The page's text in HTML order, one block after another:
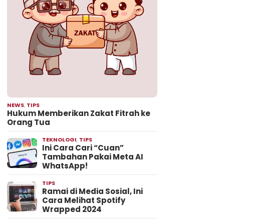
NEWS, TIPS
Hukum Memberikan Zakat Fitrah ke
Orang Tua
TEKNOLOGI, TIPS
Ini Cara Cari “Cuan”
Tambahan Pakai Meta AI
WhatsApp!
TIPS
Ramai di Media Sosial, Ini
Cara Melihat Spotify
Wrapped 2024